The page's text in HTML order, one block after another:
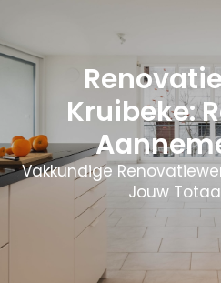
Kruibeke:
Vakkundige
Jouw